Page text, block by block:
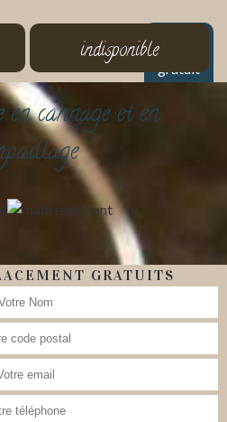
Devis
gratuit
indisponible
cannage et en
GRATUITS